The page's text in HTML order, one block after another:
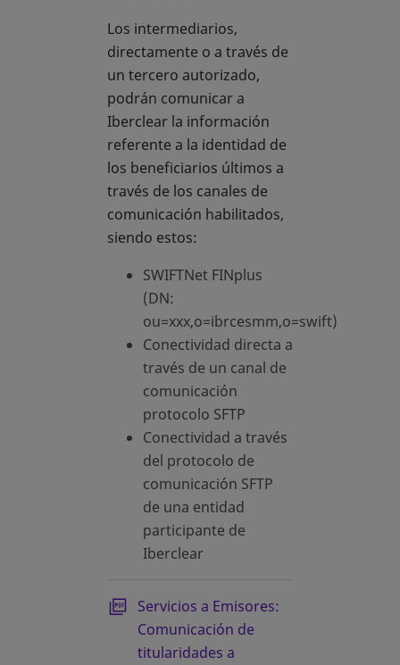
Los intermediarios,
directamente o a través de
un tercero autorizado,
podrán comunicar a
Iberclear la información
referente a la identidad de
los beneficiarios últimos a
través de los canales de
comunicación habilitados,
siendo estos:
SWIFTNet FINplus
(DN:
ou=xxx,o=ibrcesmm,o=swift)
Conectividad directa a
través de un canal de
comunicación
protocolo SFTP
Conectividad a través
del protocolo de
comunicación SFTP
de una entidad
participante de
Iberclear
Servicios a Emisores:
Comunicación de
titularidades a
se abre en una pestaña nueva